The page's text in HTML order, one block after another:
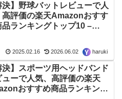
決】野球バットレビューで人
高評価の楽天Amazonおすす
品ランキングトップ10 –
2025.02.16 2026.06.02 haruki
決】スポーツ用ヘッドバンド
ューで人気、高評価の楽天
おすすめ商品ランキング